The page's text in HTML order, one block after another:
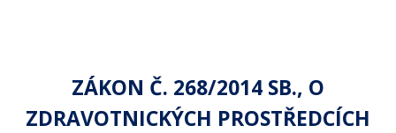
ZÁKON Č. 268/2014 SB., O
ZDRAVOTNICKÝCH PROSTŘEDCÍCH